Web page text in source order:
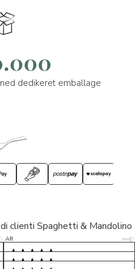
dedikeret emballage
clienti Spaghetti & Mandolino
AR 5/5
esperienza sicuramente positiva,
D* 5/5
S* 5/5